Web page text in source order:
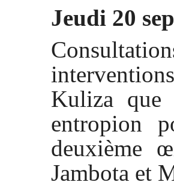
Jeudi 20
Kuliza que
entropion
deuxième
Jambota et